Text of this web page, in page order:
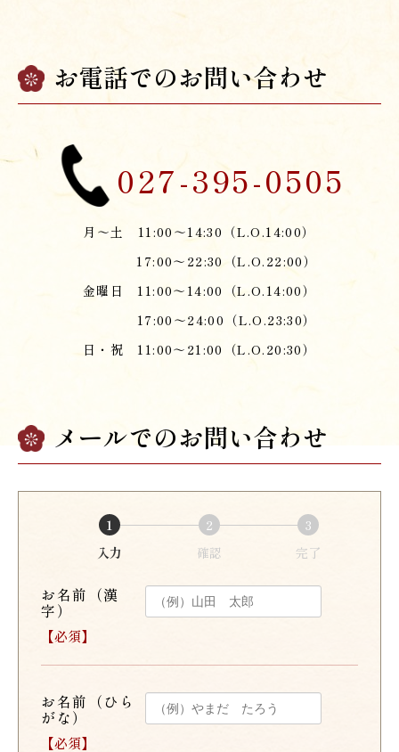
お電話でのお問い合わせ
027-395-0505
月～土 11:00～14:30（L.O.14:00）
17:00～22:30（L.O.22:00）
金曜日 11:00～14:00（L.O.14:00）
17:00～24:00（L.O.23:30）
日・祝 11:00～21:00（L.O.20:30）
メールでのお問い合わせ
1
入力
2
確認
3
完了
お名前（漢
字）
【必須】
お名前（ひら
がな）
【必須】